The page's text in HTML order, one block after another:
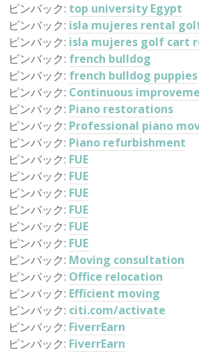
ピンバック: top university Egypt
ピンバック: isla mujeres rental
ピンバック: isla mujeres golf cart
ピンバック: french bulldog
ピンバック: french bulldog puppies
ピンバック: Continuous
ピンバック: Piano restorations
ピンバック: Professional piano
ピンバック: Piano refurbishment
ピンバック: FUE
ピンバック: FUE
ピンバック: FUE
ピンバック: FUE
ピンバック: FUE
ピンバック: FUE
ピンバック: Moving consultation
ピンバック: Office relocation
ピンバック: Efficient moving
ピンバック: citi.com/activate
ピンバック: FiverrEarn
ピンバック: FiverrEarn